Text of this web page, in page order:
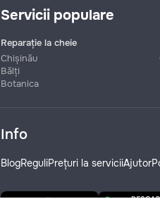
Servicii populare
Reparație la cheie
Chișinău
Bălți
Botanica
Info
BlogReguliPrețuri la serviciiAjutor